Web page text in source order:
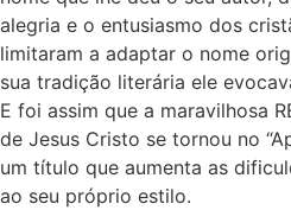
alegria e o entusiasmo dos
limitaram a adaptar o nome
sua tradição literária ele
E foi assim que a maravilhosa
de Jesus Cristo se tornou no
um título que aumenta as
ao seu próprio estilo.